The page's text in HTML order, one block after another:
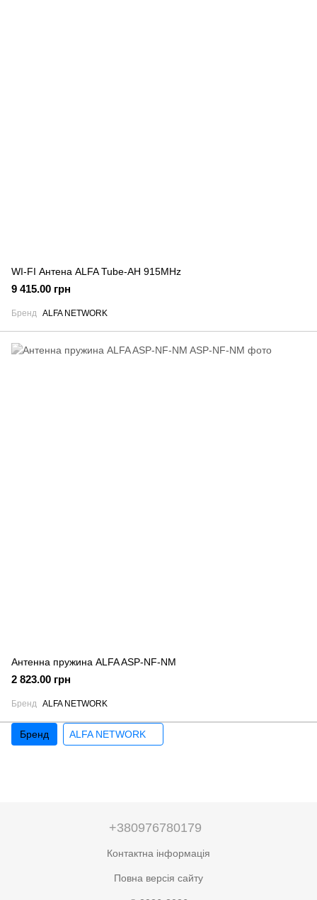
WI-FI Антена ALFA Tube-AH 915MHz
9 415.00 грн
Бренд ALFA NETWORK
Антенна пружина ALFA ASP-NF-NM
2 823.00 грн
Бренд ALFA NETWORK
Бренд ALFA NETWORK
+380976780179
Контактна інформація
Повна версія сайту